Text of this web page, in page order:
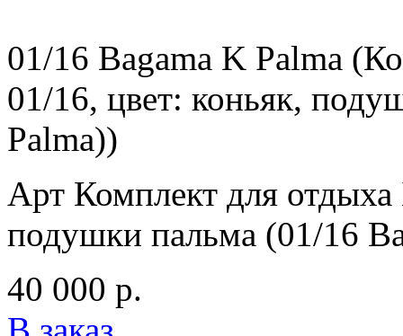
01/16 Bagama K Palma
01/16, цвет: коньяк,
Palma))
Арт Комплект для
подушки пальма (01/16
40 000 р.